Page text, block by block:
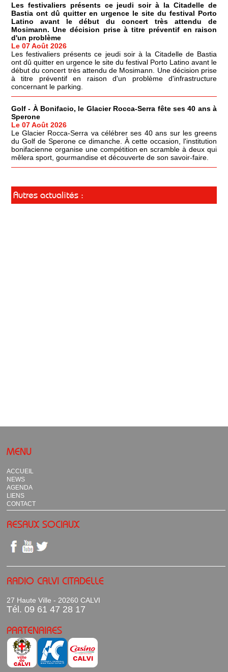
Les festivaliers présents ce jeudi soir à la Citadelle de
Bastia ont dû quitter en urgence le site du festival Porto
Latino avant le début du concert très attendu de
Mosimann. Une décision prise à titre préventif en raison
d'un problème
Le 07 Août 2026
Les festivaliers présents ce jeudi soir à la Citadelle de Bastia
ont dû quitter en urgence le site du festival Porto Latino avant le
début du concert très attendu de Mosimann. Une décision prise
à titre préventif en raison d'un problème d'infrastructure
concernant le parking.
Golf - À Bonifacio, le Glacier Rocca-Serra fête ses 40 ans à
Sperone
Le 07 Août 2026
Le Glacier Rocca-Serra va célébrer ses 40 ans sur les greens
du Golf de Sperone ce dimanche. À cette occasion, l'institution
bonifacienne organise une compétition en scramble à deux qui
mêlera sport, gourmandise et découverte de son savoir-faire.
Autres actualités :
MENU
ACCUEIL
NEWS
AGENDA
LIENS
CONTACT
RESAUX SOCIAUX
RADIO CALVI CITADELLE
27 Haute Ville - 20260 CALVI
Tél. 09 61 47 28 17
PARTENAIRES